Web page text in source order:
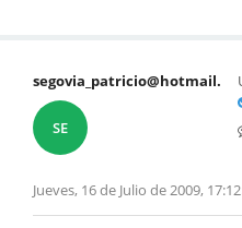
segovia_patricio@hotmail.
SE
Jueves, 16 de Julio de 2009,